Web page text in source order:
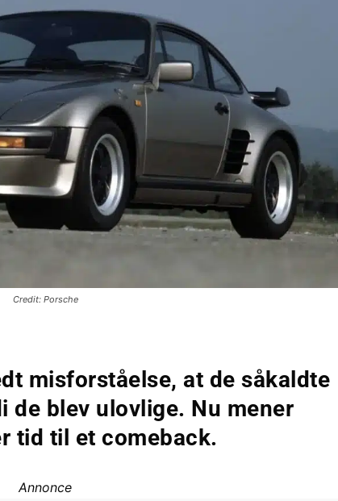
Credit: Porsche
misforståelse, at de såkaldte
blev ulovlige. Nu mener
tid til et comeback.
Annonce